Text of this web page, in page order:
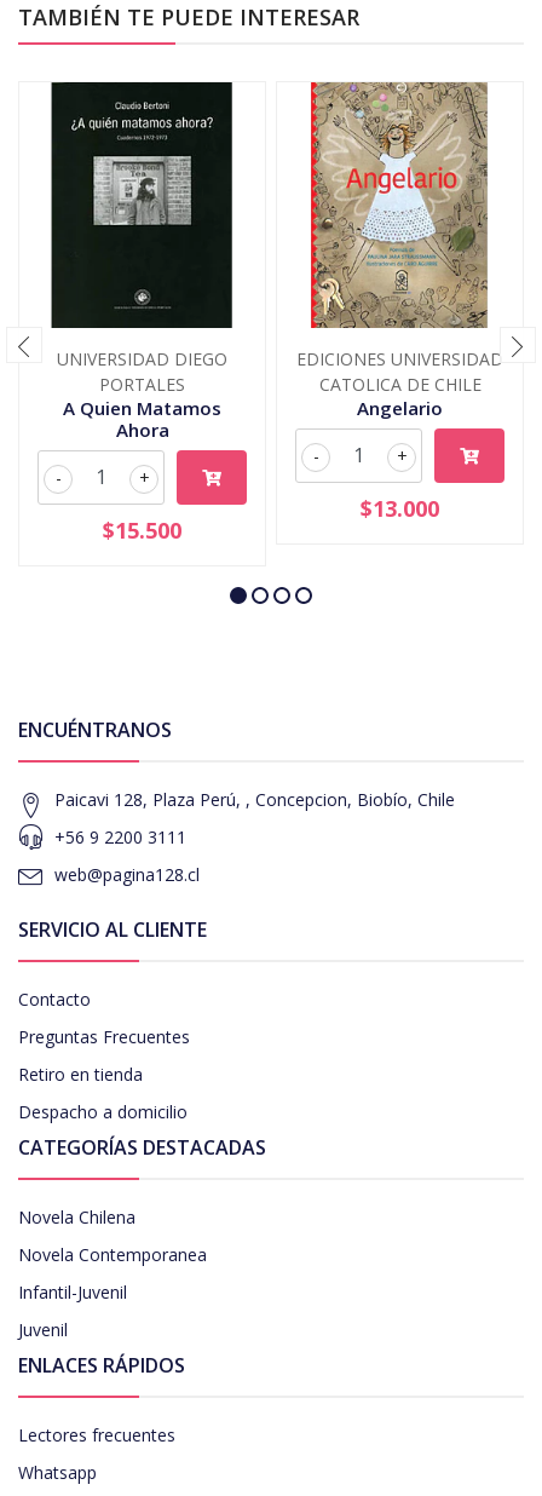
TAMBIÉN TE PUEDE INTERESAR
UNIVERSIDAD DIEGO
PORTALES
A Quien Matamos
Ahora
+
-
$15.500
EDICIONES UNIVERSIDAD
CATOLICA DE CHILE
Angelario
+
-
$13.000
ENCUÉNTRANOS
Paicavi 128, Plaza Perú, , Concepcion, Biobío, Chile
+56 9 2200 3111
web@pagina128.cl
SERVICIO AL CLIENTE
Contacto
Preguntas Frecuentes
Retiro en tienda
Despacho a domicilio
CATEGORÍAS DESTACADAS
Novela Chilena
Novela Contemporanea
Infantil-Juvenil
Juvenil
ENLACES RÁPIDOS
Lectores frecuentes
Whatsapp